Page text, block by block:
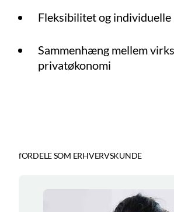
Fleksibilitet og
Sammenhæng mellem
privatøkonomi
fORDELE SOM ERHVERVSKUNDE